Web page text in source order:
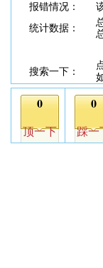
报错情况：
统计数据：
搜索一下：